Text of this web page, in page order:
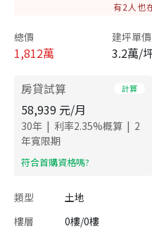
有2 人也
總價
1,812萬
建坪單價
3.2萬/
房貸試算 計算
58,939 元/月
30年 | 利率2.35%概算 | 2
年寬限期
​符合首購資格嗎?
類型 土地
樓層
0樓/0樓